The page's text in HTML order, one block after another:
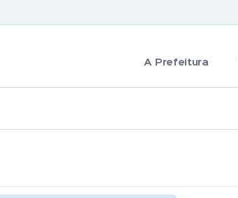
A Prefeitura